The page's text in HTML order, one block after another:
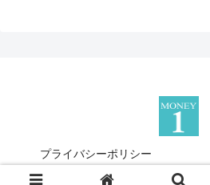
プライバシーポリシー
Copyright © 2013-2026 『